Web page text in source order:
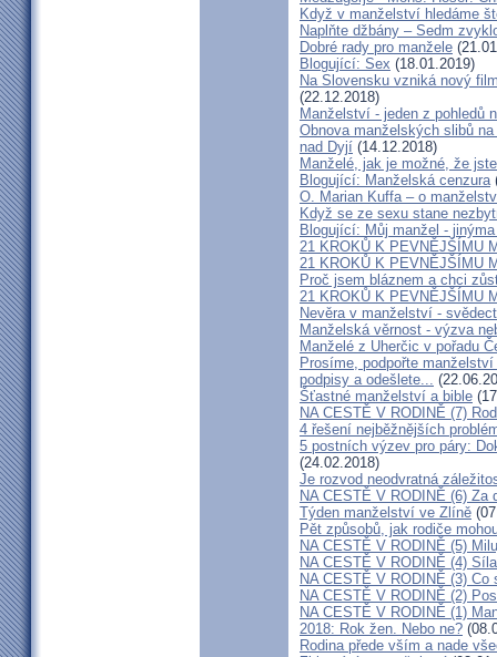
Když v manželství hledáme
Naplňte džbány – Sedm
Dobré rady pro manžele
Blogující: Sex (18.01.2019)
Na Slovensku vzniká nový
(22.12.2018)
Manželství - jeden z pohledů
Obnova manželských slibů
nad Dyjí (14.12.2018)
Manželé, jak je možné, že
Blogující: Manželská cenzura
O. Marian Kuffa – o
Když se ze sexu stane
Blogující: Můj manžel -
21 KROKŮ K PEVNĚJŠÍMU
21 KROKŮ K PEVNĚJŠÍMU
Proč jsem bláznem a chci
21 KROKŮ K PEVNĚJŠÍMU
Nevěra v manželství -
Manželská věrnost - výzva
Manželé z Uherčic v pořadu
Prosíme, podpořte
podpisy a odešlete...
Šťastné manželství a bible
NA CESTĚ V RODINĚ (7)
4 řešení nejběžnějších
5 postních výzev pro páry:
(24.02.2018)
Je rozvod neodvratná
NA CESTĚ V RODINĚ (6) Za
Týden manželství ve Zlíně
Pět způsobů, jak rodiče
NA CESTĚ V RODINĚ (5)
NA CESTĚ V RODINĚ (4)
NA CESTĚ V RODINĚ (3) Co
NA CESTĚ V RODINĚ (2)
NA CESTĚ V RODINĚ (1)
2018: Rok žen. Nebo ne?
Rodina přede vším a nade